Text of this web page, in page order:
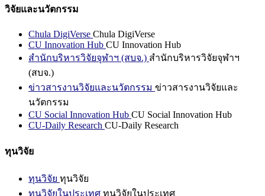
วิจัยและนวัตกรรม
Chula DigiVerse Chula DigiVerse
CU Innovation Hub CU Innovation Hub
สำนักบริหารวิจัยจุฬาฯ (สบจ.) สำนักบริหารวิจัยจุฬาฯ
(สบจ.)
ข่าวสารงานวิจัยและนวัตกรรม ข่าวสารงานวิจัยและ
นวัตกรรม
CU Social Innovation Hub CU Social Innovation Hub
CU-Daily Research CU-Daily Research
ทุนวิจัย
ทุนวิจัย ทุนวิจัย
ทุนวิจัยในประเทศ ทุนวิจัยในประเทศ